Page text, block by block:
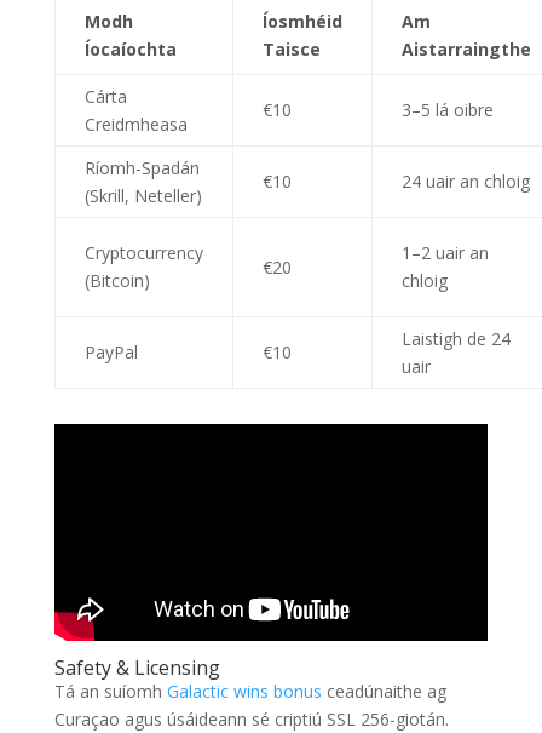
Modh
Íocaíochta
Íosmhéid
Taisce
Am
Aistarraingthe
Cárta
Creidmheasa
€10 3–5 lá oibre
Ríomh-Spadán
(Skrill, Neteller)
€10 24 uair an chloig
Cryptocurrency
(Bitcoin)
€20
1–2 uair an
chloig
PayPal €10
Laistigh de 24
uair
Safety & Licensing
Tá an suíomh Galactic wins bonus ceadúnaithe ag
Curaçao agus úsáideann sé criptiú SSL 256-giotán.